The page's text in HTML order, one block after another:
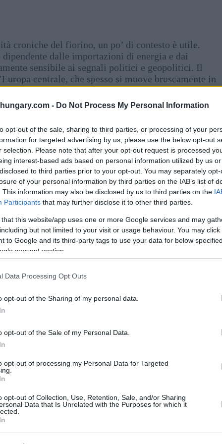
- Do Not Process My Personal Information
opt-out of the sale, sharing to third parties, or processing of your
for targeted advertising by us, please use the below opt-out
selection. Please note that after your opt-out request is processed
interest-based ads based on personal information utilized by us
to third parties prior to your opt-out. You may separately
of your personal information by third parties on the IAB’s list of
This information may also be disclosed by us to third parties on the
Participants that may further disclose it to other third parties.
that this website/app uses one or more Google services and may
but not limited to your visit or usage behaviour. You may
to Google and its third-party tags to use your data for below
consent section.
Data Processing Opt Outs
opt-out of the Sharing of my personal data.
opt-out of the Sale of my Personal Data.
opt-out of processing my Personal Data for Targeted
opt-out of Collection, Use, Retention, Sale, and/or Sharing
Data that Is Unrelated with the Purposes for which it
croniche del fiorino, un po’ di contesto è utile.
dalle importazioni di energia e dai
sensibile ai segnali politici e geopolitici. Il
centrale, che spesso si muove bruscamente in
generosi. Il mese si è aperto all’insegna
Oriente, che ha fatto scendere bruscamente i
che spende una quota significativa delle sue
era già sceso verso la fascia dei 374 fiorini, un
in Ungheria del 13 aprile hanno prodotto
una supermaggioranza, ponendo fine a oltre
hanno reagito immediatamente e
in una sola mattinata, in quanto gli investitori
e allineato con l’UE – e, cosa fondamentale,
che Bruxelles aveva trattenuto dall’Ungheria per
la valuta?
uno sconto politico: gli investitori stranieri
l’incertezza sulla relazione del Paese con l’UE,
normativo. Un cambiamento di governo che
in teoria, cancellare gradualmente questo sconto
provvisoriamente, che tale cambiamento sia in
che i guadagni del fiorino non sono ancora
tradurre la buona volontà politica in passi